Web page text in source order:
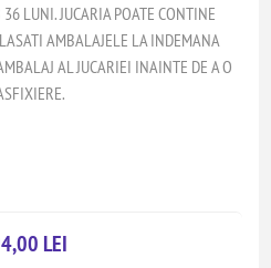
LUNI. JUCARIA POATE CONTINE
AMBALAJELE LA INDEMANA
AL JUCARIEI INAINTE DE A O
LEI